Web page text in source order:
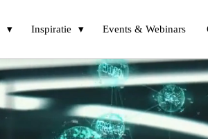
Inspiratie Events & Webinars